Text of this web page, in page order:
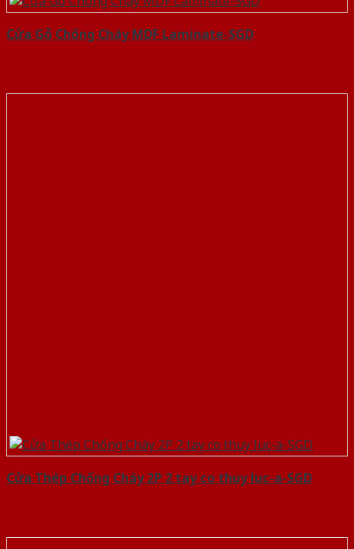
Cửa Gỗ Chống Cháy MDF Laminate-SGD
Cửa Thép Chống Cháy 2P 2 tay co thuy luc-a-SGD